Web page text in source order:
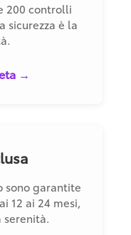
200 controlli
sicurezza è la
→
sono garantite
12 ai 24 mesi,
serenità.